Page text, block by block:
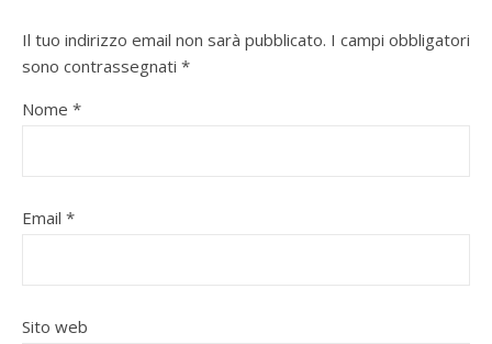
Il tuo indirizzo email non sarà pubblicato. I campi obbligatori
sono contrassegnati *
Nome *
Email *
Sito web